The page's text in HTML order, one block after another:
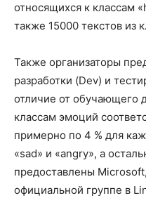
относящихся к классам
также 15000 текстов из
Также организаторы
разработки (Dev) и
отличие от обучающего
классам эмоций
примерно по 4 % для
«sad» и «angry», а
предоставлены
официальной группе в